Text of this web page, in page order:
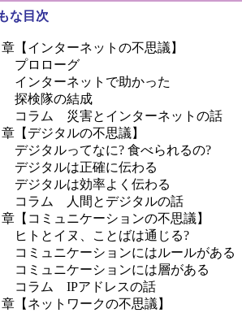
な目次
【インターネットの不思議】
ローグ
ターネットで助かった
隊の結成
ム 災害とインターネットの話
【デジタルの不思議】
タルってなに? 食べられるの?
タルは正確に伝わる
タルは効率よく伝わる
ム 人間とデジタルの話
【コミュニケーションの不思議】
とイヌ、ことばは通じる?
ュニケーションにはルールがある
ュニケーションには層がある
ム IPアドレスの話
【ネットワークの不思議】